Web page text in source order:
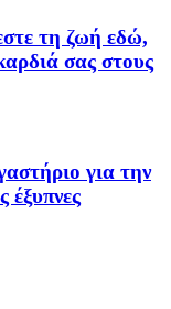
τη ζωή εδώ,
σας στους
για την
έξυπνες